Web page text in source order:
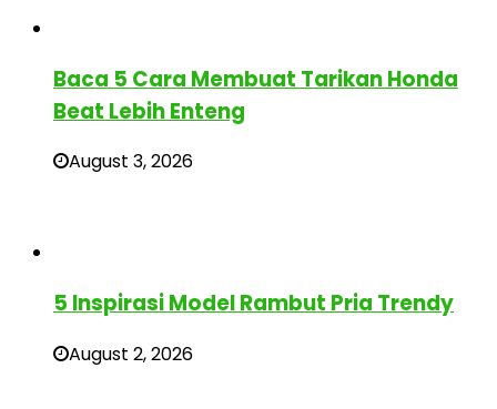
Baca 5 Cara Membuat Tarikan Honda
Beat Lebih Enteng
August 3, 2026
5 Inspirasi Model Rambut Pria Trendy
August 2, 2026